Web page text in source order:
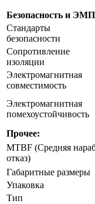
Безопасность и
Стандарты
безопасности
Сопротивление
изоляции
Электромагнитная
совместимость
Электромагнитная
помехоустойчивость
Прочее:
MTBF (Средняя
отказ)
Габаритные размеры
Упаковка
Тип